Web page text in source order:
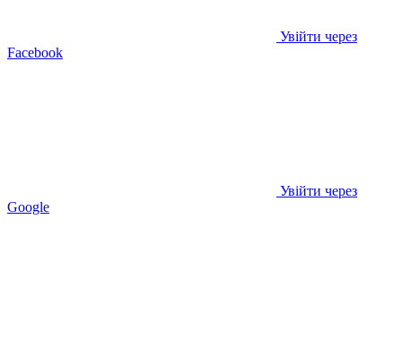
Увійти через
Facebook
Увійти через
Google